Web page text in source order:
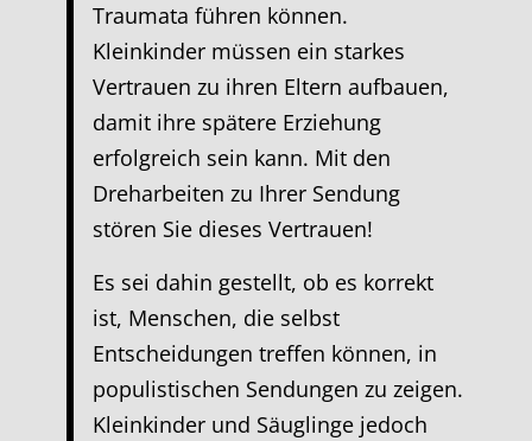
Traumata führen können.
Kleinkinder müssen ein starkes
Vertrauen zu ihren Eltern aufbauen,
damit ihre spätere Erziehung
erfolgreich sein kann. Mit den
Dreharbeiten zu Ihrer Sendung
stören Sie dieses Vertrauen!
Es sei dahin gestellt, ob es korrekt
ist, Menschen, die selbst
Entscheidungen treffen können, in
populistischen Sendungen zu zeigen.
Kleinkinder und Säuglinge jedoch